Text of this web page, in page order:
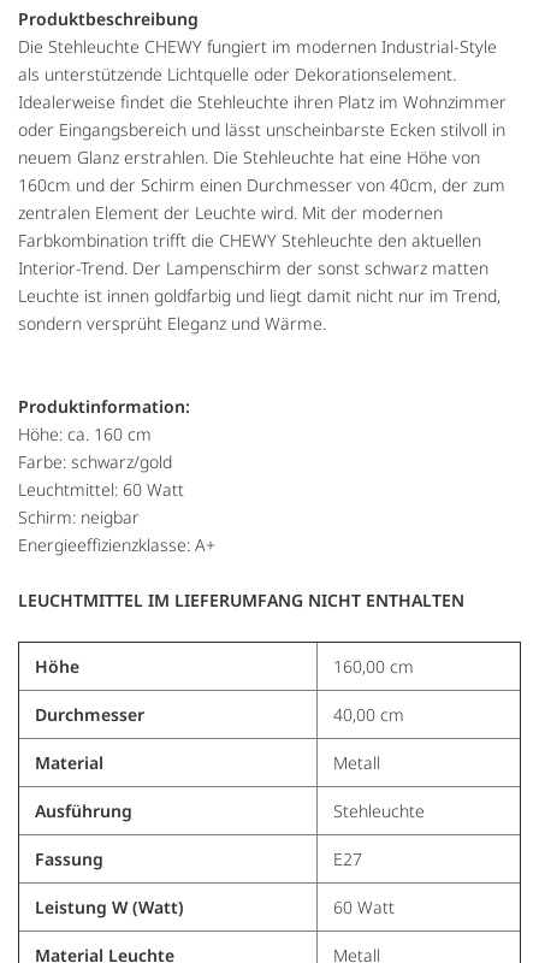
Produktbeschreibung
Die Stehleuchte CHEWY fungiert im modernen Industrial-Style
als unterstützende Lichtquelle oder Dekorationselement.
Idealerweise findet die Stehleuchte ihren Platz im Wohnzimmer
oder Eingangsbereich und lässt unscheinbarste Ecken stilvoll in
neuem Glanz erstrahlen. Die Stehleuchte hat eine Höhe von
160cm und der Schirm einen Durchmesser von 40cm, der zum
zentralen Element der Leuchte wird. Mit der modernen
Farbkombination trifft die CHEWY Stehleuchte den aktuellen
Interior-Trend. Der Lampenschirm der sonst schwarz matten
Leuchte ist innen goldfarbig und liegt damit nicht nur im Trend,
sondern versprüht Eleganz und Wärme.
Produktinformation:
Höhe: ca. 160 cm
Farbe: schwarz/gold
Leuchtmittel: 60 Watt
Schirm: neigbar
Energieeffizienzklasse: A+
LEUCHTMITTEL IM LIEFERUMFANG NICHT ENTHALTEN
Höhe 160,00 cm
Durchmesser 40,00 cm
Material Metall
Ausführung Stehleuchte
Fassung E27
Leistung W (Watt) 60 Watt
Material Leuchte Metall